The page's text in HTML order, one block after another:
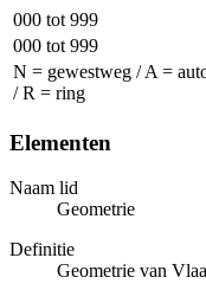
000 tot 999
000 tot 999
N = gewestweg / A =
/ R = ring
Elementen
Naam lid
Geometrie
Definitie
Geometrie van